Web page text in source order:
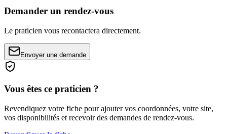
Demander un rendez-vous
Le praticien vous recontactera directement.
Envoyer une demande
Vous êtes ce praticien ?
Revendiquez votre fiche pour ajouter vos coordonnées, votre site,
vos disponibilités et recevoir des demandes de rendez-vous.